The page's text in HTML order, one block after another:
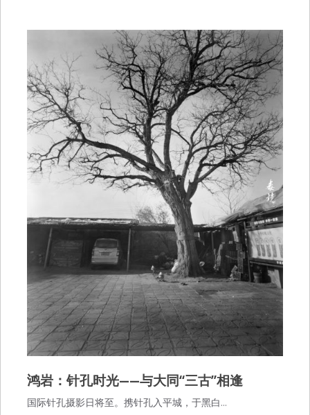
鸿岩：针孔时光——与大同“三古”相逢
国际针孔摄影日将至。携针孔入平城，于黑白…